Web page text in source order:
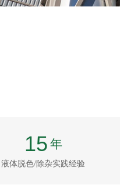
按钮文本
液体脱色/除杂实践经验
年
15